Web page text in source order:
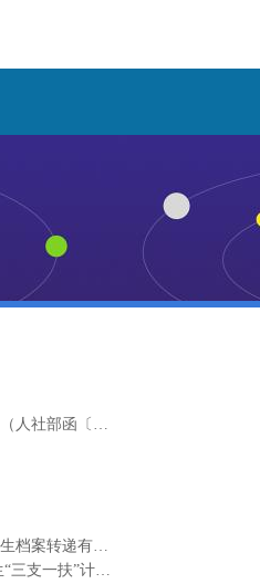
人力资源社会保障部关于做好2016年全国高校毕业生就业创业工作的通知（人社部函〔2016〕18号）
教育部办公厅人力资源社会保障部办公厅国家邮政局办公厅关于高校毕业生档案转递有关事项的通知
中共中央组织部 人力资源社会保障部等九部门关于做好2015年高校毕业生“三支一扶”计划实施工作的通知